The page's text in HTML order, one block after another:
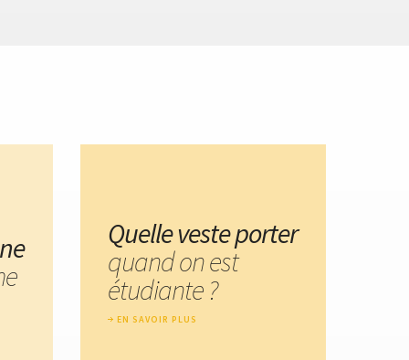
Quelle veste porter
quand on est
étudiante ?
EN SAVOIR PLUS